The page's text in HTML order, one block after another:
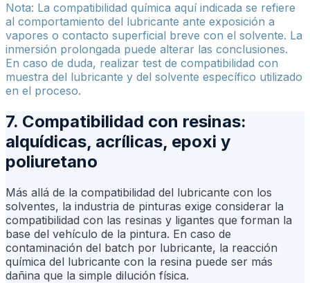
Nota: La compatibilidad química aquí indicada se refiere
al comportamiento del lubricante ante exposición a
vapores o contacto superficial breve con el solvente. La
inmersión prolongada puede alterar las conclusiones.
En caso de duda, realizar test de compatibilidad con
muestra del lubricante y del solvente específico utilizado
en el proceso.
7. Compatibilidad con resinas:
alquídicas, acrílicas, epoxi y
poliuretano
Más allá de la compatibilidad del lubricante con los
solventes, la industria de pinturas exige considerar la
compatibilidad con las resinas y ligantes que forman la
base del vehículo de la pintura. En caso de
contaminación del batch por lubricante, la reacción
química del lubricante con la resina puede ser más
dañina que la simple dilución física.